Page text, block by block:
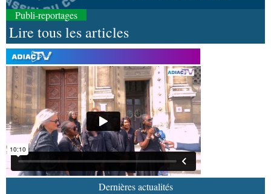
Publi-reportages
Lire tous les articles
Dernières actualités
07-08-2026 10:18
Afrique-MondeAfrique de l'Ouest : les mafias du
numérique inventent une nouvelle traite humaine
07-08-2026 10:10
SportNzango: Sylvie Malonga élue présidente du
bureau exécutif d’Afis sport Pointe-Noire
06-08-2026 16:30
Diaspora : rencontre des Congolais de
l'étranger à Brazzaville